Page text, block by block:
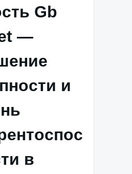
Gb
—
и
в